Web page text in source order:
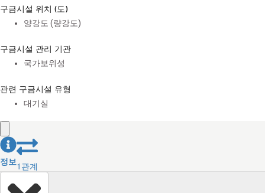
구금시설 위치 (도)
양강도 (량강도)
구금시설 관리 기관
국가보위성
관련 구금시설 유형
대기실
정보1 관계